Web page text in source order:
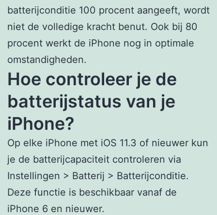
batterijconditie 100 procent aangeeft, wordt
niet de volledige kracht benut. Ook bij 80
procent werkt de iPhone nog in optimale
omstandigheden.
Hoe controleer je de
batterijstatus van je
iPhone?
Op elke iPhone met iOS 11.3 of nieuwer kun
je de batterijcapaciteit controleren via
Instellingen > Batterij > Batterijconditie.
Deze functie is beschikbaar vanaf de
iPhone 6 en nieuwer.